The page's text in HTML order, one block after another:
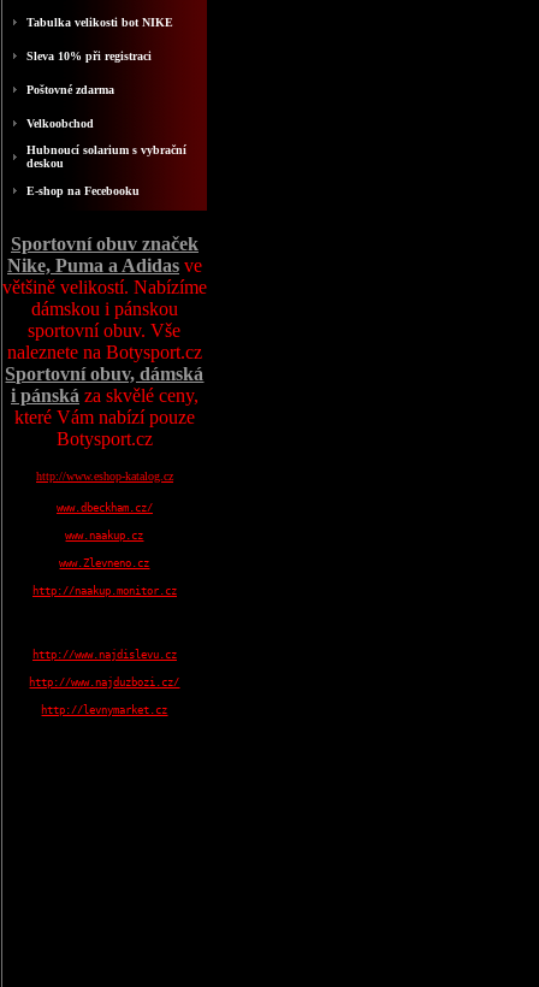
Tabulka velikosti bot NIKE
Sleva 10% při registraci
Poštovné zdarma
Velkoobchod
Hubnoucí solarium s vybrační
deskou
E-shop na Fecebooku
Sportovní obuv značek
Nike, Puma a Adidas ve
většině velikostí. Nabízíme
dámskou i pánskou
sportovní obuv. Vše
naleznete na Botysport.cz
Sportovní obuv, dámská
i pánská za skvělé ceny,
které Vám nabízí pouze
Botysport.cz
http://www.eshop-katalog.cz
www.dbeckham.cz/
www.naakup.cz
www.Zlevneno.cz
http://naakup.monitor.cz
http://www.najdislevu.cz
http://www.najduzbozi.cz/
http://levnymarket.cz